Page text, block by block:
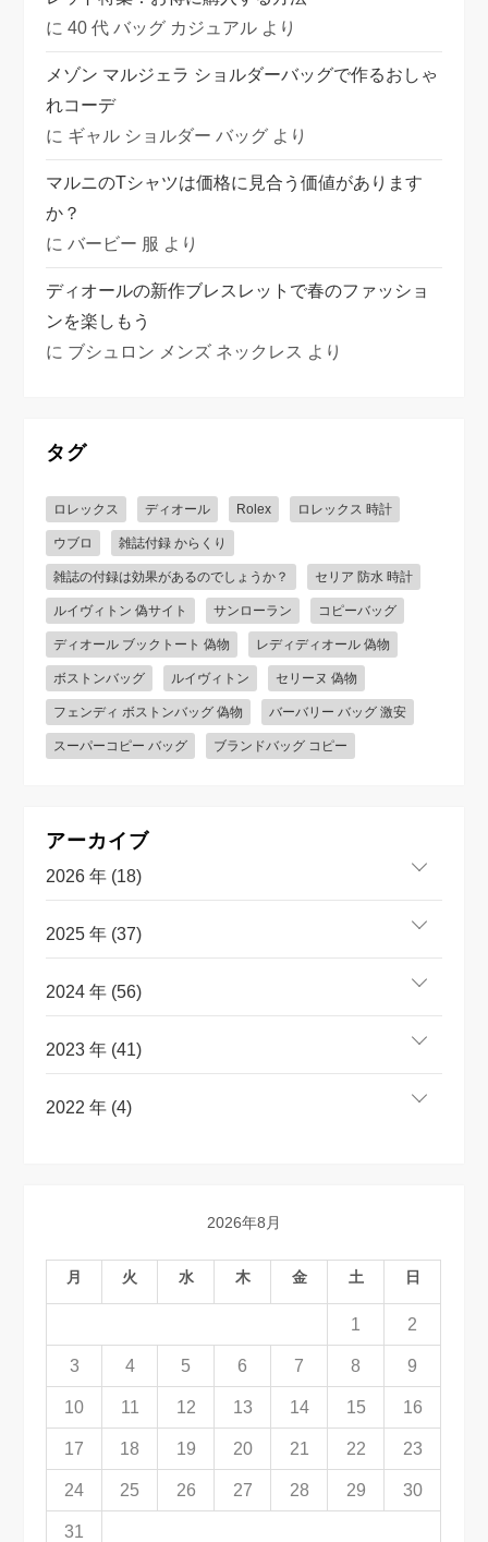
に40 代 バッグ カジュアル より
メゾン マルジェラ ショルダーバッグで作るおしゃ
れコーデ
に ギャル ショルダー バッグ より
マルニのTシャツは価格に見合う価値があります
か？
にバービー 服 より
ディオールの新作ブレスレットで春のファッショ
ンを楽しもう
に ブシュロン メンズ ネックレス より
タグ
ロレックス ディオール Rolex ロレックス 時計
ウブロ 雑誌付録 からくり
雑誌の付録は効果があるのでしょうか？ セリア 防水 時計
ルイヴィトン 偽サイト サンローラン コピーバッグ
ディオール ブックトート 偽物 レディディオール 偽物
ボストンバッグ ルイヴィトン セリーヌ 偽物
フェンディ ボストンバッグ 偽物 バーバリー バッグ 激安
スーパーコピー バッグ ブランドバッグ コピー
アーカイブ
2026 年 (18)
2025 年 (37)
2024 年 (56)
2023 年 (41)
2022 年 (4)
2026年8月
月 火 水 木 金 土 日
1 2
3 4 5 6 7 8 9
10 11 12 13 14 15 16
17 18 19 20 21 22 23
24 25 26 27 28 29 30
31